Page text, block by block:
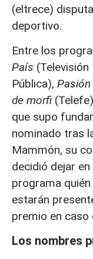
(eltrece)
deportivo.
Entre los
País (Televisión
Pública),
de morfi
que supo
nominado tras
Mammón, su
decidió dejar
programa
estarán
premio en caso
Los nombres